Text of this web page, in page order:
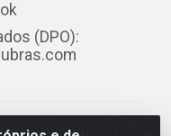
(DPO):
82 - Prazeres,